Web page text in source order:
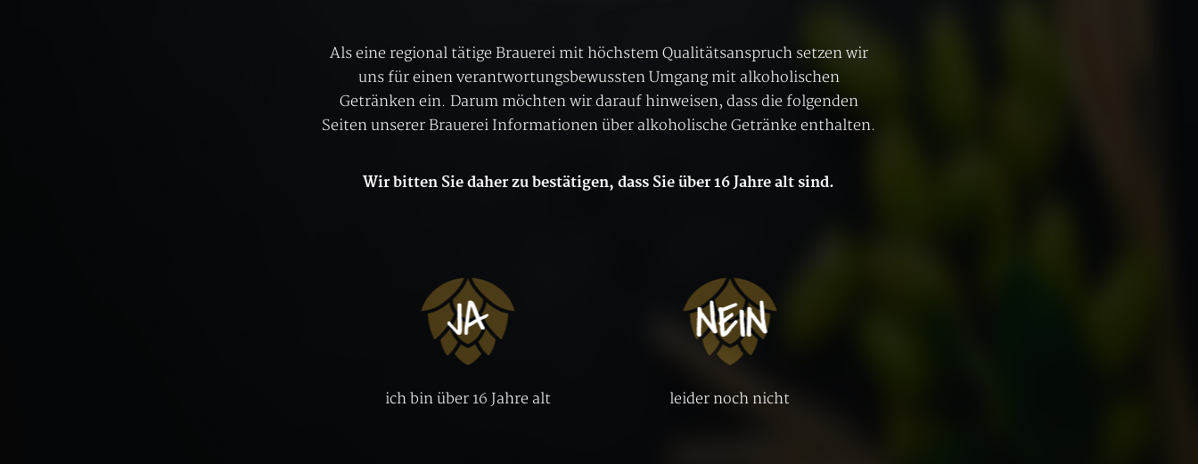
Als eine regional tätige Brauerei mit höchstem Qualitätsanspruch setzen wir
uns für einen verantwortungsbewussten Umgang mit alkoholischen
Getränken ein. Darum möchten wir darauf hinweisen, dass die folgenden
Seiten unserer Brauerei Informationen über alkoholische Getränke enthalten.
Wir bitten Sie daher zu bestätigen, dass Sie über 16 Jahre alt sind.
ich bin über 16 Jahre alt leider noch nicht